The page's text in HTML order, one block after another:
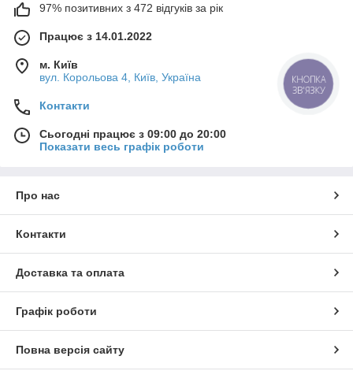
97% позитивних з 472 відгуків за рік
Працює з 14.01.2022
м. Київ
вул. Корольова 4, Київ, Україна
Контакти
Сьогодні працює з 09:00 до 20:00
Показати весь графік роботи
Про нас
Контакти
Доставка та оплата
Графік роботи
Повна версія сайту
КНОПКА
ЗВ'ЯЗКУ